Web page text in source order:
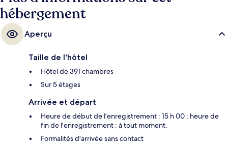
hébergement
Aperçu
Taille de l'hôtel
Hôtel de 391 chambres
Sur 5 étages
Arrivée et départ
Heure de début de l'enregistrement : 15 h 00 ; heure de
fin de l'enregistrement : à tout moment.
Formalités d'arrivée sans contact